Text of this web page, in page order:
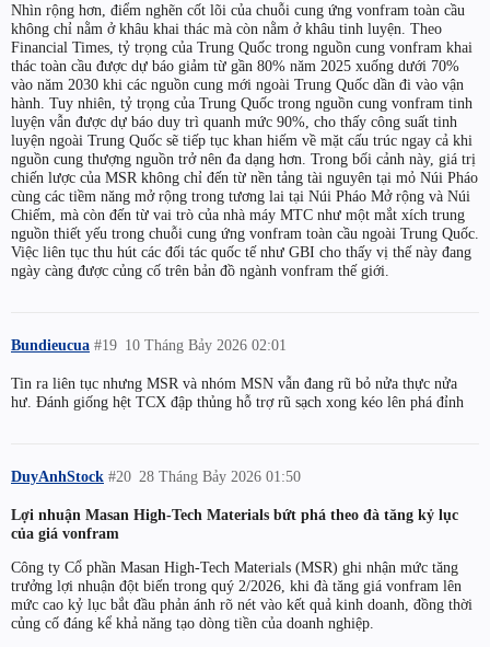
Nhìn rộng hơn, điểm nghẽn cốt lõi của chuỗi cung ứng vonfram toàn cầu
không chỉ nằm ở khâu khai thác mà còn nằm ở khâu tinh luyện. Theo
Financial Times, tỷ trọng của Trung Quốc trong nguồn cung vonfram khai
thác toàn cầu được dự báo giảm từ gần 80% năm 2025 xuống dưới 70%
vào năm 2030 khi các nguồn cung mới ngoài Trung Quốc dần đi vào vận
hành. Tuy nhiên, tỷ trọng của Trung Quốc trong nguồn cung vonfram tinh
luyện vẫn được dự báo duy trì quanh mức 90%, cho thấy công suất tinh
luyện ngoài Trung Quốc sẽ tiếp tục khan hiếm về mặt cấu trúc ngay cả khi
nguồn cung thượng nguồn trở nên đa dạng hơn. Trong bối cảnh này, giá trị
chiến lược của MSR không chỉ đến từ nền tảng tài nguyên tại mỏ Núi Pháo
cùng các tiềm năng mở rộng trong tương lai tại Núi Pháo Mở rộng và Núi
Chiếm, mà còn đến từ vai trò của nhà máy MTC như một mắt xích trung
nguồn thiết yếu trong chuỗi cung ứng vonfram toàn cầu ngoài Trung Quốc.
Việc liên tục thu hút các đối tác quốc tế như GBI cho thấy vị thế này đang
ngày càng được củng cố trên bản đồ ngành vonfram thế giới.
Bundieucua 10 Tháng Bảy 2026 02:01
#19
Tin ra liên tục nhưng MSR và nhóm MSN vẫn đang rũ bỏ nửa thực nửa
hư. Đánh giống hệt TCX đập thủng hỗ trợ rũ sạch xong kéo lên phá đỉnh
DuyAnhStock 28 Tháng Bảy 2026 01:50
#20
Lợi nhuận Masan High-Tech Materials bứt phá theo đà tăng kỷ lục
của giá vonfram
Công ty Cổ phần Masan High-Tech Materials (MSR) ghi nhận mức tăng
trưởng lợi nhuận đột biến trong quý 2/2026, khi đà tăng giá vonfram lên
mức cao kỷ lục bắt đầu phản ánh rõ nét vào kết quả kinh doanh, đồng thời
củng cố đáng kể khả năng tạo dòng tiền của doanh nghiệp.